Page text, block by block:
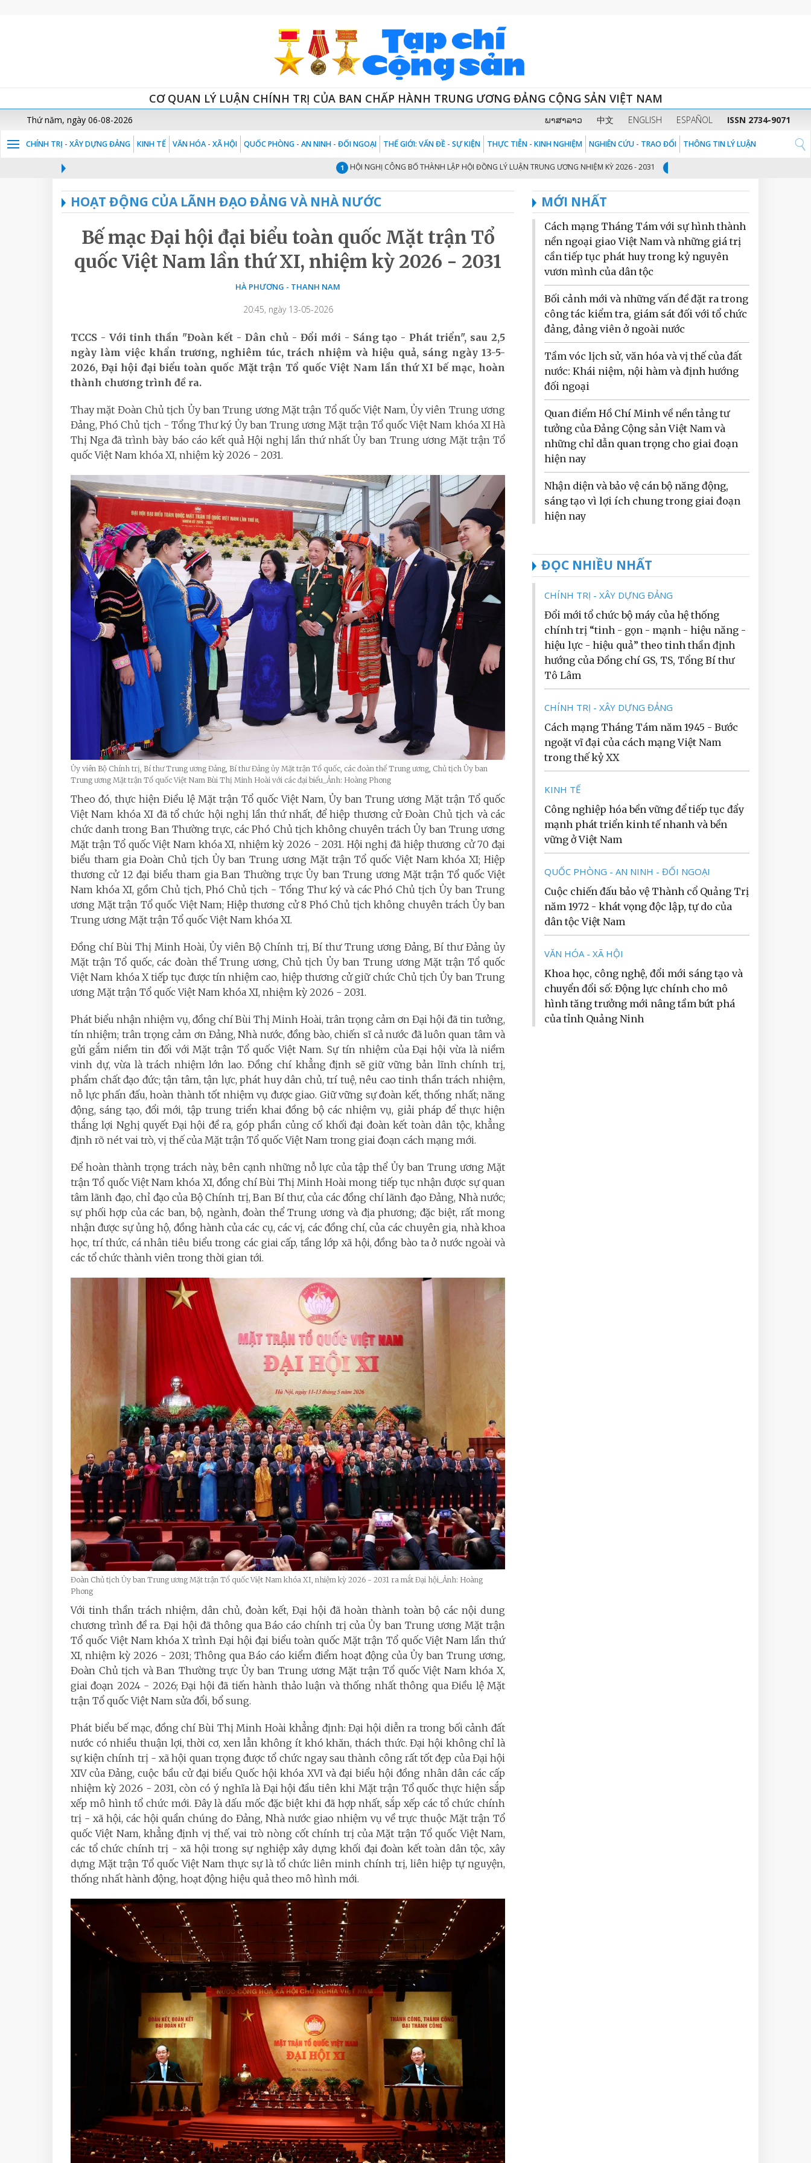
CƠ QUAN LÝ LUẬN CHÍNH TRỊ CỦA BAN CHẤP HÀNH TRUNG ƯƠNG ĐẢNG CỘNG SẢN VIỆT NAM
Thứ năm, ngày 06-08-2026 ພາສາລາວ 中文 ENGLISH ESPAÑOL ISSN 2734-9071
CHÍNH TRỊ - XÂY DỰNG ĐẢNG KINH TẾ VĂN HÓA - XÃ HỘI QUỐC PHÒNG - AN NINH - ĐỐI NGOẠI THẾ GIỚI: VẤN ĐỀ - SỰ KIỆN THỰC TIỄN - KINH NGHIỆM NGHIÊN CỨU - TRAO ĐỔI THÔNG TIN LÝ LUẬN
HỘI NGHỊ CÔNG BỐ THÀNH LẬP HỘI ĐỒNG LÝ LUẬN TRUNG ƯƠNG NHIỆM KỲ 2026 - 2031 2 THỦ TƯỚNG CHÍNH PHỦ PHẠM MINH CHÍNH:
HOẠT ĐỘNG CỦA LÃNH ĐẠO ĐẢNG VÀ NHÀ NƯỚC
Bế mạc Đại hội đại biểu toàn quốc Mặt trận Tổ
quốc Việt Nam lần thứ XI, nhiệm kỳ 2026 - 2031
HÀ PHƯƠNG - THANH NAM
20:45, ngày 13-05-2026
TCCS - Với tinh thần "Đoàn kết - Dân chủ - Đổi mới - Sáng tạo - Phát triển", sau 2,5
ngày làm việc khẩn trương, nghiêm túc, trách nhiệm và hiệu quả, sáng ngày 13-5-
2026, Đại hội đại biểu toàn quốc Mặt trận Tổ quốc Việt Nam lần thứ XI bế mạc, hoàn
thành chương trình đề ra.
Thay mặt Đoàn Chủ tịch Ủy ban Trung ương Mặt trận Tổ quốc Việt Nam, Ủy viên Trung ương
Đảng, Phó Chủ tịch - Tổng Thư ký Ủy ban Trung ương Mặt trận Tổ quốc Việt Nam khóa XI Hà
Thị Nga đã trình bày báo cáo kết quả Hội nghị lần thứ nhất Ủy ban Trung ương Mặt trận Tổ
quốc Việt Nam khóa XI, nhiệm kỳ 2026 - 2031.
Ủy viên Bộ Chính trị, Bí thư Trung ương Đảng, Bí thư Đảng ủy Mặt trận Tổ quốc, các đoàn thể Trung ương, Chủ tịch Ủy ban
Trung ương Mặt trận Tổ quốc Việt Nam Bùi Thị Minh Hoài với các đại biểu_Ảnh: Hoàng Phong
Theo đó, thực hiện Điều lệ Mặt trận Tổ quốc Việt Nam, Ủy ban Trung ương Mặt trận Tổ quốc
Việt Nam khóa XI đã tổ chức hội nghị lần thứ nhất, để hiệp thương cử Đoàn Chủ tịch và các
chức danh trong Ban Thường trực, các Phó Chủ tịch không chuyên trách Ủy ban Trung ương
Mặt trận Tổ quốc Việt Nam khóa XI, nhiệm kỳ 2026 - 2031. Hội nghị đã hiệp thương cử 70 đại
biểu tham gia Đoàn Chủ tịch Ủy ban Trung ương Mặt trận Tổ quốc Việt Nam khóa XI; Hiệp
thương cử 12 đại biểu tham gia Ban Thường trực Ủy ban Trung ương Mặt trận Tổ quốc Việt
Nam khóa XI, gồm Chủ tịch, Phó Chủ tịch - Tổng Thư ký và các Phó Chủ tịch Ủy ban Trung
ương Mặt trận Tổ quốc Việt Nam; Hiệp thương cử 8 Phó Chủ tịch không chuyên trách Ủy ban
Trung ương Mặt trận Tổ quốc Việt Nam khóa XI.
Đồng chí Bùi Thị Minh Hoài, Ủy viên Bộ Chính trị, Bí thư Trung ương Đảng, Bí thư Đảng ủy
Mặt trận Tổ quốc, các đoàn thể Trung ương, Chủ tịch Ủy ban Trung ương Mặt trận Tổ quốc
Việt Nam khóa X tiếp tục được tín nhiệm cao, hiệp thương cử giữ chức Chủ tịch Ủy ban Trung
ương Mặt trận Tổ quốc Việt Nam khóa XI, nhiệm kỳ 2026 - 2031.
Phát biểu nhận nhiệm vụ, đồng chí Bùi Thị Minh Hoài, trân trọng cảm ơn Đại hội đã tin tưởng,
tín nhiệm; trân trọng cảm ơn Đảng, Nhà nước, đồng bào, chiến sĩ cả nước đã luôn quan tâm và
gửi gắm niềm tin đối với Mặt trận Tổ quốc Việt Nam. Sự tín nhiệm của Đại hội vừa là niềm
vinh dự, vừa là trách nhiệm lớn lao. Đồng chí khẳng định sẽ giữ vững bản lĩnh chính trị,
phẩm chất đạo đức; tận tâm, tận lực, phát huy dân chủ, trí tuệ, nêu cao tinh thần trách nhiệm,
nỗ lực phấn đấu, hoàn thành tốt nhiệm vụ được giao. Giữ vững sự đoàn kết, thống nhất; năng
động, sáng tạo, đổi mới, tập trung triển khai đồng bộ các nhiệm vụ, giải pháp để thực hiện
thắng lợi Nghị quyết Đại hội đề ra, góp phần củng cố khối đại đoàn kết toàn dân tộc, khẳng
định rõ nét vai trò, vị thế của Mặt trận Tổ quốc Việt Nam trong giai đoạn cách mạng mới.
Để hoàn thành trọng trách này, bên cạnh những nỗ lực của tập thể Ủy ban Trung ương Mặt
trận Tổ quốc Việt Nam khóa XI, đồng chí Bùi Thị Minh Hoài mong tiếp tục nhận được sự quan
tâm lãnh đạo, chỉ đạo của Bộ Chính trị, Ban Bí thư, của các đồng chí lãnh đạo Đảng, Nhà nước;
sự phối hợp của các ban, bộ, ngành, đoàn thể Trung ương và địa phương; đặc biệt, rất mong
nhận được sự ủng hộ, đồng hành của các cụ, các vị, các đồng chí, của các chuyên gia, nhà khoa
học, trí thức, cá nhân tiêu biểu trong các giai cấp, tầng lớp xã hội, đồng bào ta ở nước ngoài và
các tổ chức thành viên trong thời gian tới.
Đoàn Chủ tịch Ủy ban Trung ương Mặt trận Tổ quốc Việt Nam khóa XI, nhiệm kỳ 2026 - 2031 ra mắt Đại hội_Ảnh: Hoàng
Phong
Với tinh thần trách nhiệm, dân chủ, đoàn kết, Đại hội đã hoàn thành toàn bộ các nội dung
chương trình đề ra. Đại hội đã thông qua Báo cáo chính trị của Ủy ban Trung ương Mặt trận
Tổ quốc Việt Nam khóa X trình Đại hội đại biểu toàn quốc Mặt trận Tổ quốc Việt Nam lần thứ
XI, nhiệm kỳ 2026 - 2031; Thông qua Báo cáo kiểm điểm hoạt động của Ủy ban Trung ương,
Đoàn Chủ tịch và Ban Thường trực Ủy ban Trung ương Mặt trận Tổ quốc Việt Nam khóa X,
giai đoạn 2024 - 2026; Đại hội đã tiến hành thảo luận và thống nhất thông qua Điều lệ Mặt
trận Tổ quốc Việt Nam sửa đổi, bổ sung.
Phát biểu bế mạc, đồng chí Bùi Thị Minh Hoài khẳng định: Đại hội diễn ra trong bối cảnh đất
nước có nhiều thuận lợi, thời cơ, xen lẫn không ít khó khăn, thách thức. Đại hội không chỉ là
sự kiện chính trị - xã hội quan trọng được tổ chức ngay sau thành công rất tốt đẹp của Đại hội
XIV của Đảng, cuộc bầu cử đại biểu Quốc hội khóa XVI và đại biểu hội đồng nhân dân các cấp
nhiệm kỳ 2026 - 2031, còn có ý nghĩa là Đại hội đầu tiên khi Mặt trận Tổ quốc thực hiện sắp
xếp mô hình tổ chức mới. Đây là dấu mốc đặc biệt khi đã hợp nhất, sắp xếp các tổ chức chính
trị - xã hội, các hội quần chúng do Đảng, Nhà nước giao nhiệm vụ về trực thuộc Mặt trận Tổ
quốc Việt Nam, khẳng định vị thế, vai trò nòng cốt chính trị của Mặt trận Tổ quốc Việt Nam,
các tổ chức chính trị - xã hội trong sự nghiệp xây dựng khối đại đoàn kết toàn dân tộc, xây
dựng Mặt trận Tổ quốc Việt Nam thực sự là tổ chức liên minh chính trị, liên hiệp tự nguyện,
thống nhất hành động, hoạt động hiệu quả theo mô hình mới.
MỚI NHẤT
Cách mạng Tháng Tám với sự hình thành
nền ngoại giao Việt Nam và những giá trị
cần tiếp tục phát huy trong kỷ nguyên
vươn mình của dân tộc
Bối cảnh mới và những vấn đề đặt ra trong
công tác kiểm tra, giám sát đối với tổ chức
đảng, đảng viên ở ngoài nước
Tầm vóc lịch sử, văn hóa và vị thế của đất
nước: Khái niệm, nội hàm và định hướng
đối ngoại
Quan điểm Hồ Chí Minh về nền tảng tư
tưởng của Đảng Cộng sản Việt Nam và
những chỉ dẫn quan trọng cho giai đoạn
hiện nay
Nhận diện và bảo vệ cán bộ năng động,
sáng tạo vì lợi ích chung trong giai đoạn
hiện nay
ĐỌC NHIỀU NHẤT
CHÍNH TRỊ - XÂY DỰNG ĐẢNG
Đổi mới tổ chức bộ máy của hệ thống
chính trị “tinh - gọn - mạnh - hiệu năng -
hiệu lực - hiệu quả” theo tinh thần định
hướng của Đồng chí GS, TS, Tổng Bí thư
Tô Lâm
CHÍNH TRỊ - XÂY DỰNG ĐẢNG
Cách mạng Tháng Tám năm 1945 - Bước
ngoặt vĩ đại của cách mạng Việt Nam
trong thế kỷ XX
KINH TẾ
Công nghiệp hóa bền vững để tiếp tục đẩy
mạnh phát triển kinh tế nhanh và bền
vững ở Việt Nam
QUỐC PHÒNG - AN NINH - ĐỐI NGOẠI
Cuộc chiến đấu bảo vệ Thành cổ Quảng Trị
năm 1972 - khát vọng độc lập, tự do của
dân tộc Việt Nam
VĂN HÓA - XÃ HỘI
Khoa học, công nghệ, đổi mới sáng tạo và
chuyển đổi số: Động lực chính cho mô
hình tăng trưởng mới nâng tầm bứt phá
của tỉnh Quảng Ninh